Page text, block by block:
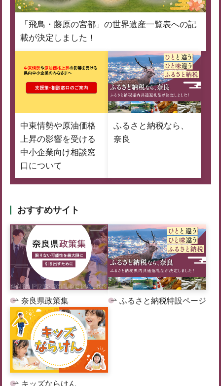
「飛鳥・藤原の宮都」の世界遺産一覧表への記
載が決定しました！
中東情勢や原油価格
上昇の影響を受ける
中小企業向け相談窓
口について
ふるさと納税なら、
奈良
おすすめサイト
奈良県政策集 ふるさと納税特設ページ
キッズならけん